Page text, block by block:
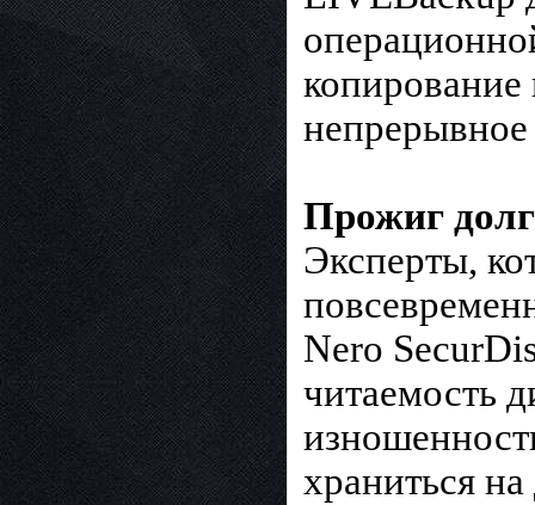
Прожиг
Эксперты,
Nero
читаемость
храниться